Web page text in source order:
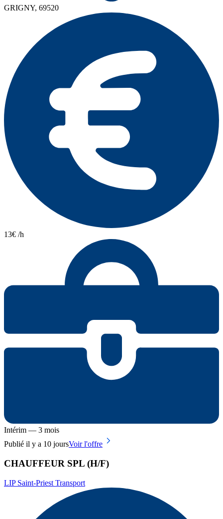
GRIGNY, 69520
13€ /h
Intérim — 3 mois
Publié il y a 10 joursVoir l'offre
CHAUFFEUR SPL (H/F)
LIP Saint-Priest Transport